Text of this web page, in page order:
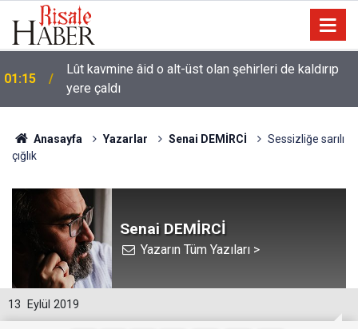
01:15
Lût kavmine âid o alt-üst olan şehirleri de kaldırıp
yere çaldı
Anasayfa Yazarlar Senai DEMİRCİ
Sessizliğe sarılı
çığlık
Senai DEMİRCİ
Yazarın Tüm Yazıları >
13 Eylül 2019